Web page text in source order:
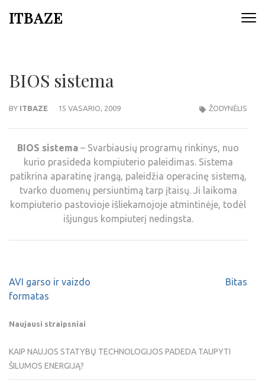
ITBAZE
BIOS sistema
BY ITBAZE 15 VASARIO, 2009 ŽODYNĖLIS
BIOS sistema – Svarbiausių programų rinkinys, nuo
kurio prasideda kompiuterio paleidimas. Sistema
patikrina aparatinę įrangą, paleidžia operacinę sistemą,
tvarko duomenų persiuntimą tarp įtaisų. Ji laikoma
kompiuterio pastovioje išliekamojoje atmintinėje, todėl
išjungus kompiuterį nedingsta.
AVI garso ir vaizdo
formatas
Bitas
Naujausi straipsniai
KAIP NAUJOS STATYBŲ TECHNOLOGIJOS PADEDA TAUPYTI
ŠILUMOS ENERGIJĄ?